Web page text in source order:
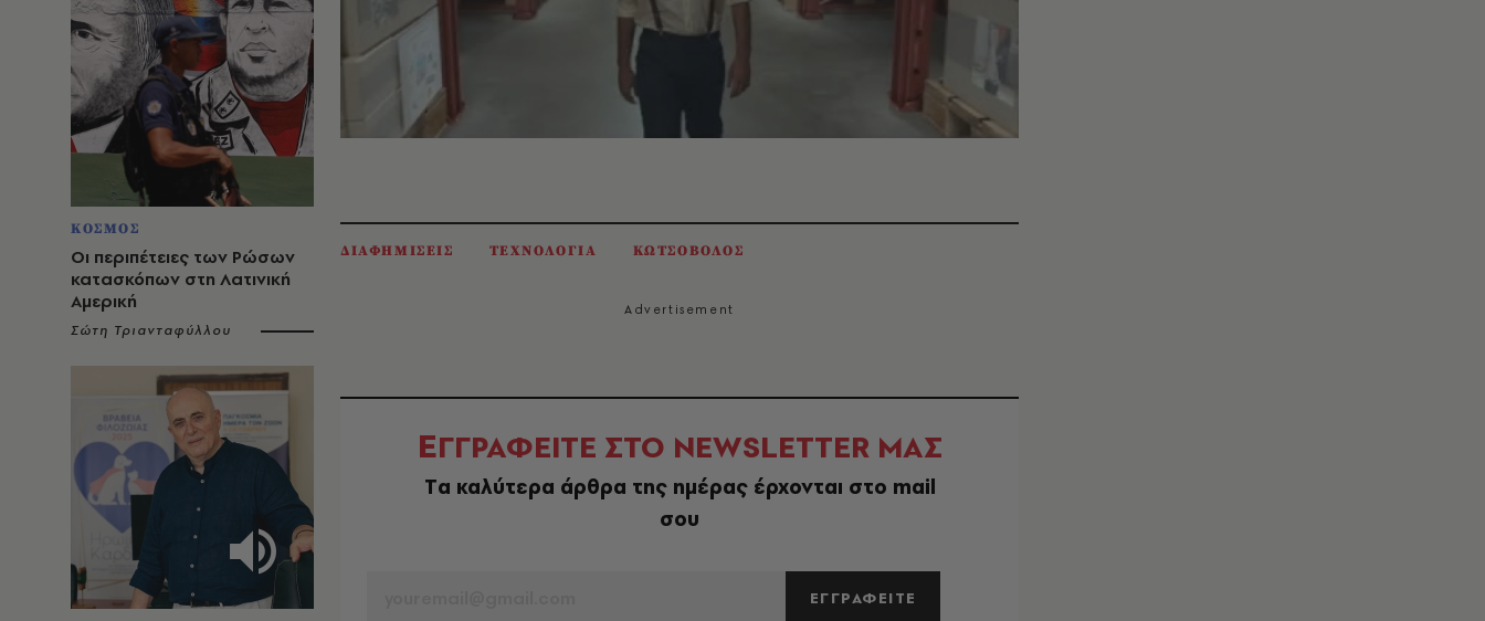
ΚΟΣΜΟΣ
Οι περιπέτειες των Ρώσων
κατασκόπων στη Λατινική
Αμερική
Σώτη Τριανταφύλλου
ΔΙΑΦΗΜΙΣΕΙΣ ΤΕΧΝΟΛΟΓΙΑ ΚΩΤΣΟΒΟΛΟΣ
ΕΓΓΡΑΦΕΙΤΕ ΣΤΟ NEWSLETTER ΜΑΣ
Tα καλύτερα άρθρα της ημέρας έρχονται στο mail
σου
ΕΓΓΡΑΦΕΙΤΕ